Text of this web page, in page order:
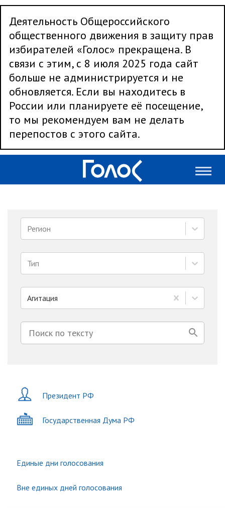
Деятельность Общероссийского
общественного движения в защиту прав
избирателей «Голос» прекращена. В
связи с этим, с 8 июля 2025 года сайт
больше не администрируется и не
обновляется. Если вы находитесь в
России или планируете её посещение,
то мы рекомендуем вам не делать
перепостов с этого сайта.
Регион
Тип
Агитация
Президент РФ
Государственная Дума РФ
Единые дни голосования
Вне единых дней голосования